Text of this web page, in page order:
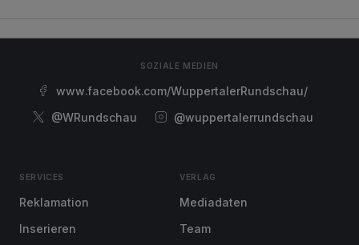
SOZIALE MEDIEN
www.facebook.com/WuppertalerRundschau/
@WRundschau
@wuppertalerrundschau
SERVICES
Reklamation
Inserieren
VERLAG
Mediadaten
Team